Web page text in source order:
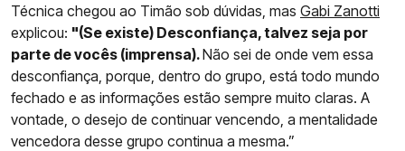
Técnica chegou ao Timão sob dúvidas, mas Gabi Zanotti
explicou: "(Se existe) Desconfiança, talvez seja por
parte de vocês (imprensa).Não sei de onde vem essa
desconfiança, porque, dentro do grupo, está todo mundo
fechado e as informações estão sempre muito claras. A
vontade, o desejo de continuar vencendo, a mentalidade
vencedora desse grupo continua a mesma.”